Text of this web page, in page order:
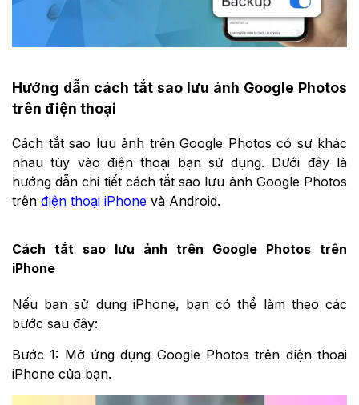
Hướng dẫn cách tắt sao lưu ảnh Google Photos
trên điện thoại
Cách tắt sao lưu ảnh trên Google Photos có sự khác
nhau tùy vào điện thoại bạn sử dụng. Dưới đây là
hướng dẫn chi tiết cách tắt sao lưu ảnh Google Photos
trên điện thoại iPhone và Android.
Cách tắt sao lưu ảnh trên Google Photos trên
iPhone
Nếu bạn sử dụng iPhone, bạn có thể làm theo các
bước sau đây:
Bước 1: Mở ứng dụng Google Photos trên điện thoại
iPhone của bạn.